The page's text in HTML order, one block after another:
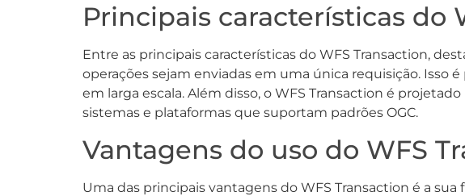
Principais características do
Entre as principais características do WFS Transaction,
operações sejam enviadas em uma única requisição.
em larga escala. Além disso, o WFS Transaction é
sistemas e plataformas que suportam padrões OGC.
Vantagens do uso do WFS
Uma das principais vantagens do WFS Transaction é a